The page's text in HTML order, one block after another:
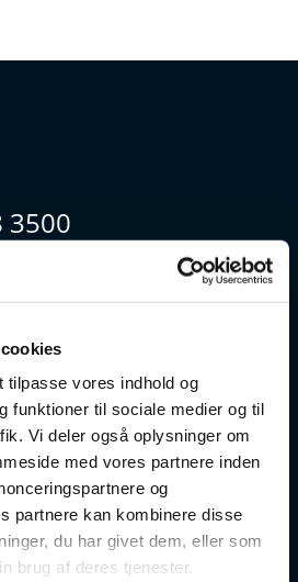
tilpasse vores indhold og
funktioner til sociale medier og til
Vi deler også oplysninger om
med vores partnere inden
og
partnere kan kombinere disse
du har givet dem, eller som
brug af deres tjenester.
3500